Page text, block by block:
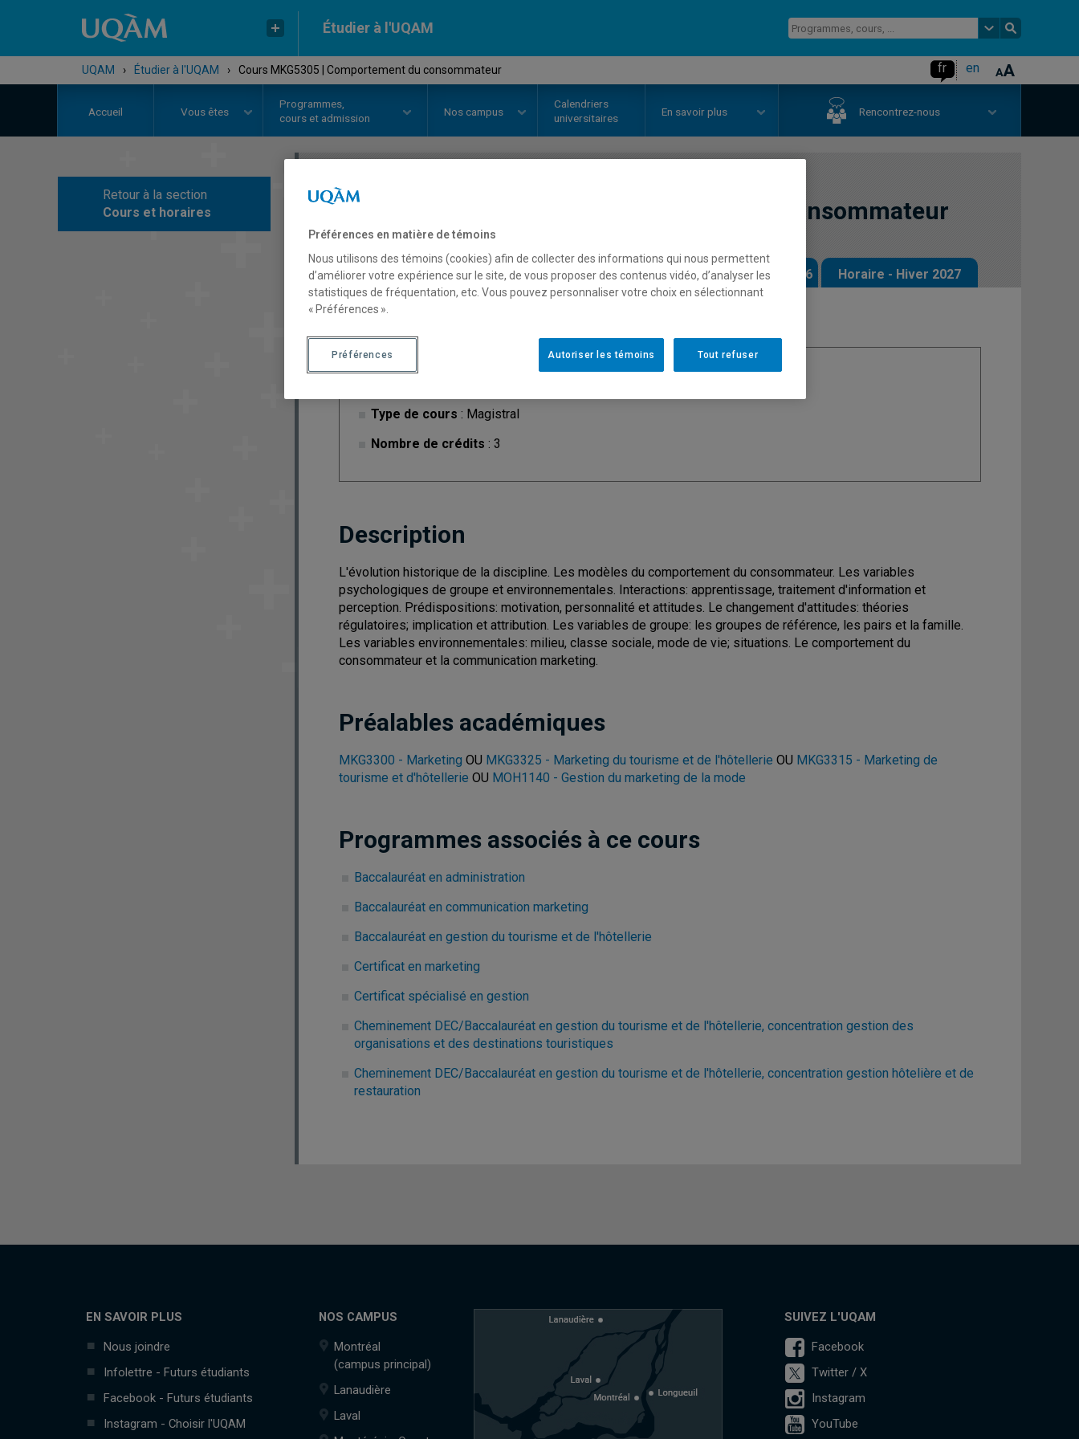
Étudier à l'UQAM
UQAM › Étudier à l'UQAM › Cours MKG5305 | Comportement du consommateur fr en
Accueil Vous êtes
Programmes,
cours et admission
Nos campus
Calendriers
universitaires
En savoir plus Rencontrez-nous
Retour à la section
Cours et horaires
COURS Comportement du consommateur
Description Horaire - Été 2026 Horaire - Automne 2026 Horaire - Hiver 2027
Type de cours : Magistral
Nombre de crédits : 3
Description
L'évolution historique de la discipline. Les modèles du comportement du consommateur. Les variables
psychologiques de groupe et environnementales. Interactions: apprentissage, traitement d'information et
perception. Prédispositions: motivation, personnalité et attitudes. Le changement d'attitudes: théories
régulatoires; implication et attribution. Les variables de groupe: les groupes de référence, les pairs et la famille.
Les variables environnementales: milieu, classe sociale, mode de vie; situations. Le comportement du
consommateur et la communication marketing.
Préalables académiques
MKG3300 - Marketing OU MKG3325 - Marketing du tourisme et de l'hôtellerie OU MKG3315 - Marketing de
tourisme et d'hôtellerie OU MOH1140 - Gestion du marketing de la mode
Programmes associés à ce cours
Baccalauréat en administration
Baccalauréat en communication marketing
Baccalauréat en gestion du tourisme et de l'hôtellerie
Certificat en marketing
Certificat spécialisé en gestion
Cheminement DEC/Baccalauréat en gestion du tourisme et de l'hôtellerie, concentration gestion des
organisations et des destinations touristiques
Cheminement DEC/Baccalauréat en gestion du tourisme et de l'hôtellerie, concentration gestion hôtelière et de
restauration
EN SAVOIR PLUS
Nous joindre
Infolettre - Futurs étudiants
Facebook - Futurs étudiants
Instagram - Choisir l'UQAM
NOS CAMPUS
Montréal
(campus principal)
Lanaudière
Laval
SUIVEZ L'UQAM
Facebook
Twitter / X
Instagram
YouTube
Préférences en matière de témoins
Nous utilisons des témoins (cookies) afin de collecter des informations qui nous permettent
d’améliorer votre expérience sur le site, de vous proposer des contenus vidéo, d’analyser les
statistiques de fréquentation, etc. Vous pouvez personnaliser votre choix en sélectionnant
« Préférences ».
Tout refuser
Autoriser les témoins
Préférences